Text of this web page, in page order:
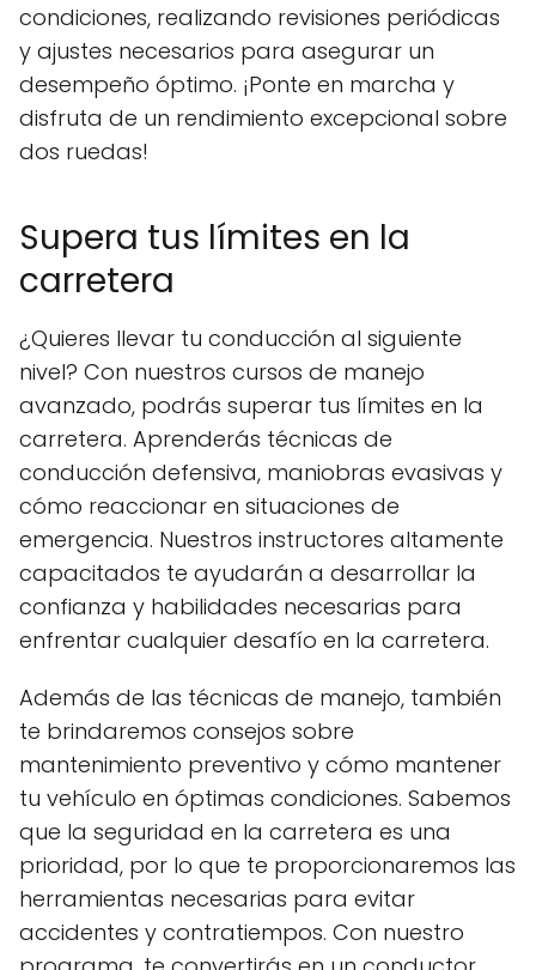
condiciones, realizando revisiones periódicas
y ajustes necesarios para asegurar un
desempeño óptimo. ¡Ponte en marcha y
disfruta de un rendimiento excepcional sobre
dos ruedas!
Supera tus límites en la
carretera
¿Quieres llevar tu conducción al siguiente
nivel? Con nuestros cursos de manejo
avanzado, podrás superar tus límites en la
carretera. Aprenderás técnicas de
conducción defensiva, maniobras evasivas y
cómo reaccionar en situaciones de
emergencia. Nuestros instructores altamente
capacitados te ayudarán a desarrollar la
confianza y habilidades necesarias para
enfrentar cualquier desafío en la carretera.
Además de las técnicas de manejo, también
te brindaremos consejos sobre
mantenimiento preventivo y cómo mantener
tu vehículo en óptimas condiciones. Sabemos
que la seguridad en la carretera es una
prioridad, por lo que te proporcionaremos las
herramientas necesarias para evitar
accidentes y contratiempos. Con nuestro